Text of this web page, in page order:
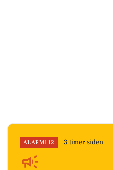
ALARM112 3 timer siden